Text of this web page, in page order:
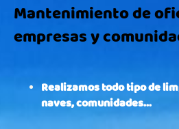
Mantenimiento de
empresas y
Realizamos todo tipo de
naves, comunidades...